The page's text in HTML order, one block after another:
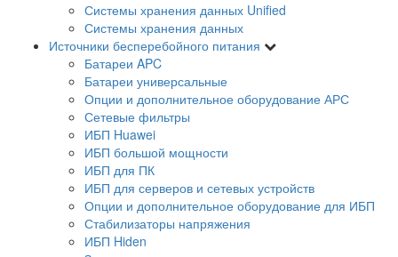
Системы хранения данных Unified
Системы хранения данных
Источники бесперебойного питания
Батареи APC
Батареи универсальные
Опции и дополнительное оборудование АРС
Сетевые фильтры
ИБП Huawei
ИБП большой мощности
ИБП для ПК
ИБП для серверов и сетевых устройств
Опции и дополнительное оборудование для ИБП
Стабилизаторы напряжения
ИБП Hiden